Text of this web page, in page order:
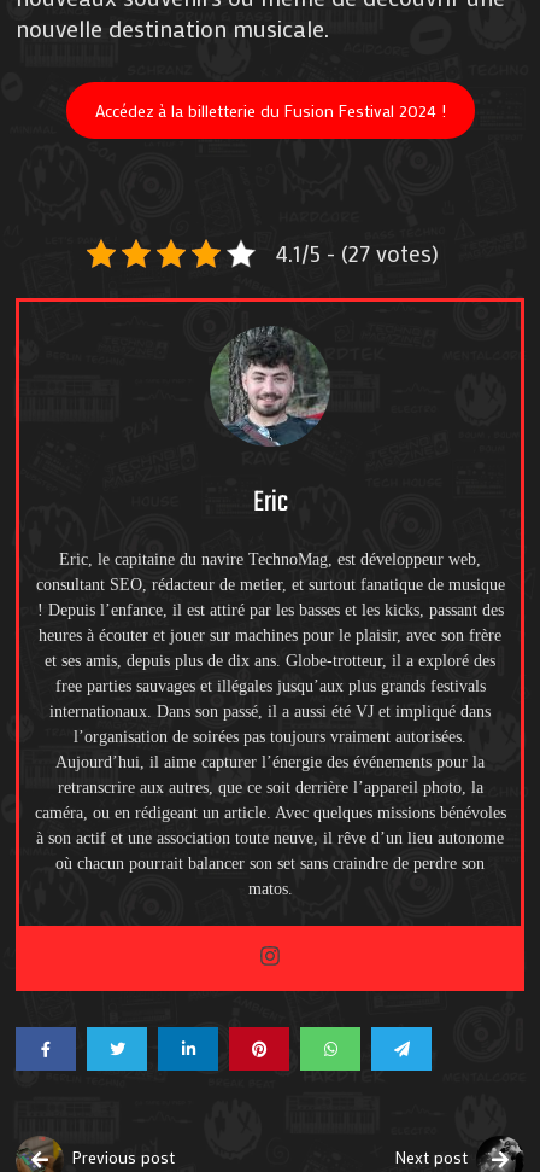
nouvelle destination musicale.
Accédez à la billetterie du Fusion Festival 2024 !
4.1/5 - (27 votes)
Eric
Eric, le capitaine du navire TechnoMag, est développeur web,
consultant SEO, rédacteur de metier, et surtout fanatique de musique
! Depuis l’enfance, il est attiré par les basses et les kicks, passant des
heures à écouter et jouer sur machines pour le plaisir, avec son frère
et ses amis, depuis plus de dix ans. Globe-trotteur, il a exploré des
free parties sauvages et illégales jusqu’aux plus grands festivals
internationaux. Dans son passé, il a aussi été VJ et impliqué dans
l’organisation de soirées pas toujours vraiment autorisées.
Aujourd’hui, il aime capturer l’énergie des événements pour la
retranscrire aux autres, que ce soit derrière l’appareil photo, la
caméra, ou en rédigeant un article. Avec quelques missions bénévoles
à son actif et une association toute neuve, il rêve d’un lieu autonome
où chacun pourrait balancer son set sans craindre de perdre son
matos.
Previous post Next post